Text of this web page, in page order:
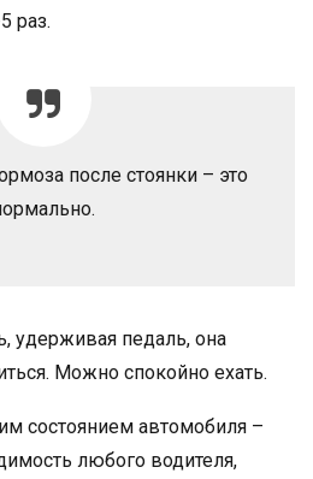
раз.
после стоянки – это
удерживая педаль, она
Можно спокойно ехать.
состоянием автомобиля –
любого водителя,